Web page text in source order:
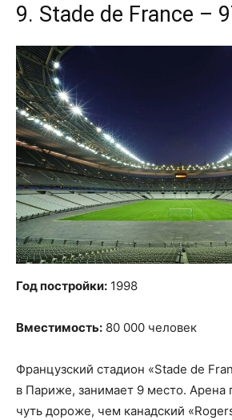
9. Stade de France –
Год постройки: 1998
Вместимость: 80 000 человек
Французский стадион «Stade de
в Париже, занимает 9 место. Арена
чуть дороже, чем канадский